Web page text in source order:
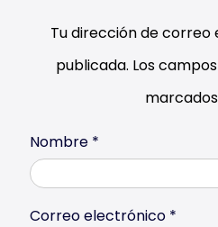
Tu dirección de
publicada. Los
Nombre *
Correo electrónico *